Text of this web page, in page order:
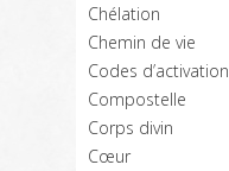
Chélation
Chemin de vie
Codes d’activation
Compostelle
Corps divin
Cœur